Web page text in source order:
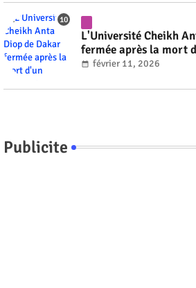
L'Université Cheikh
fermée après la mort
#RwOT
février 11, 2026
Publicite